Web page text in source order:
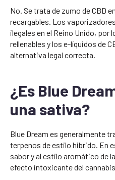
No. Se trata de zumo de CBD
recargables. Los
ilegales en el Reino Unido,
rellenables y los e-líquidos de
alternativa legal correcta.
¿Es Blue
una sativa?
Blue Dream es generalmente
terpenos de estilo hibrido. En
sabor y al estilo aromático de
efecto intoxicante del